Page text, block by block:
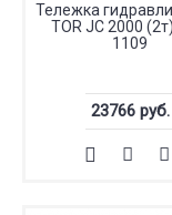
Тележка
TOR JC 2000
1109
23766 руб.